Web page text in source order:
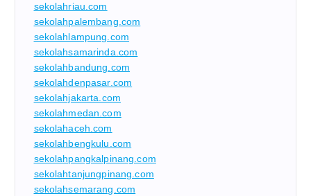
sekolahriau.com
sekolahpalembang.com
sekolahlampung.com
sekolahsamarinda.com
sekolahbandung.com
sekolahdenpasar.com
sekolahjakarta.com
sekolahmedan.com
sekolahaceh.com
sekolahbengkulu.com
sekolahpangkalpinang.com
sekolahtanjungpinang.com
sekolahsemarang.com